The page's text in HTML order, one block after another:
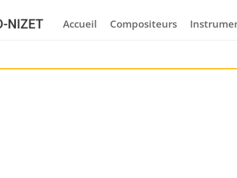
Accueil Compositeurs